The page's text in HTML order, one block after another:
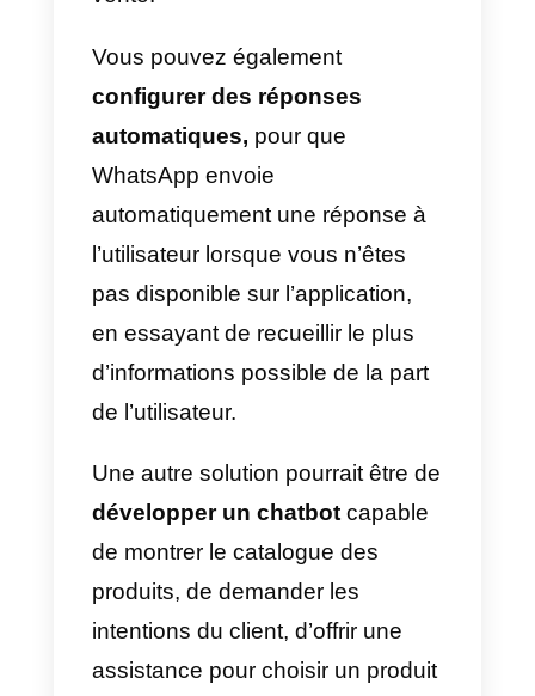
le processus.
Lors de la communication via
WhatsApp, votre équipe de vente
devra être en mesure d’interagir
avec le client de manière
immédiate et empathique et de
garder une communication
et concise, afin de maximiser le
taux de conversion des
en clients.
Une première façon
WhatsApp pour les ventes est de
créer des réponses rapides,